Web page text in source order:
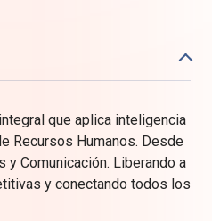
que aplica inteligencia
Recursos Humanos. Desde
y Comunicación. Liberando a
y conectando todos los